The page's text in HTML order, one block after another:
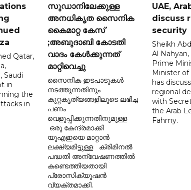
Qatar,
Saudi
in
the
in
സുഡാനിലേക്കുള്ള
അനധികൃത സൈനിക
കൈമാറ്റ കേസ്
;അബുദാബി കോടതി
വാദം കേൾക്കുന്നത്
മാറ്റിവെച്ചു
സൈനിക ഇടപാടുകൾ
നടത്തുന്നതിനും
കുറ്റകൃത്യങ്ങളിലൂടെ ലഭിച്ച
പണം
വെളുപ്പിക്കുന്നതിനുമുള്ള
ഒരു കേന്ദ്രമാക്കി
യുഎഇയെ മാറ്റാൻ
ലക്ഷ്യമിട്ടുള്ള ക്രിമിനൽ
പദ്ധതി അന്വേഷണത്തിൽ
കണ്ടെത്തിയതായി
പ്രോസിക്യൂഷൻ
വ്യക്തമാക്കി.
UAE,
discuss
security
Sheikh
Al
Prime
Minister of
has
regional
with
the Arab
Fahmy.